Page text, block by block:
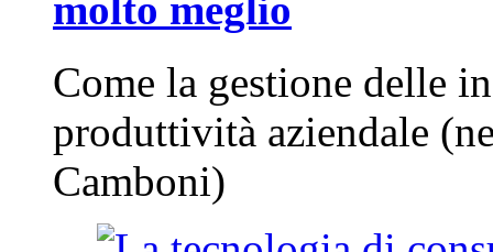
Come la gestione delle
produttività aziendale
Camboni)